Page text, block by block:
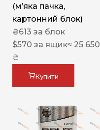
(м’яка пачка,
картонний блок)
₴613 за блок
$570 за ящик≈ 25 650
₴
Купити